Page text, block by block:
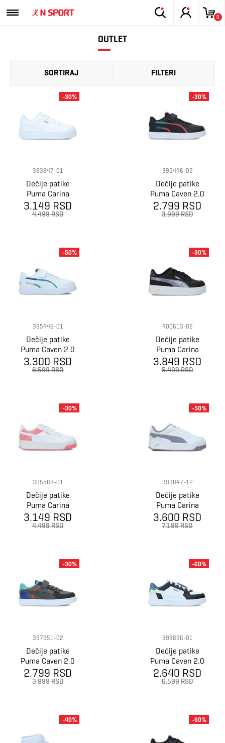
0
OUTLET
SORTIRAJ FILTERI
393847-01
Dečije patike
Puma Carina
Street Ps
3.149 RSD
4.499 RSD
-30%
395446-02
Dečije patike
Puma Caven 2.0
Ready, Set,
Better Ac+ Ps
2.799 RSD
3.999 RSD
-30%
395446-01
Dečije patike
Puma Caven 2.0
Ready, Set,
Better Ac+ Ps
3.300 RSD
6.599 RSD
-50%
400613-02
Dečije patike
Puma Carina
Street Blurry
Dreams Ps
3.849 RSD
5.499 RSD
-30%
395588-01
Dečije patike
Puma Carina
Street Wild Ps
3.149 RSD
4.499 RSD
-30%
393847-12
Dečije patike
Puma Carina
Street Ps
3.600 RSD
7.199 RSD
-50%
397951-02
Dečije patike
Puma Caven 2.0
Ready, Set,
Better Ii Ac+ Ps
2.799 RSD
3.999 RSD
-30%
398896-01
Dečije patike
Puma Caven 2.0
Trolls 2 Ps
2.640 RSD
6.599 RSD
-60%
-40% -60%